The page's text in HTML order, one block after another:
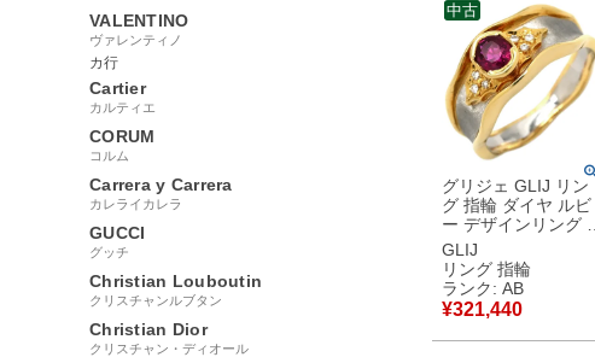
VALENTINO
ヴァレンティノ
カ行
Cartier
カルティエ
CORUM
コルム
Carrera y Carrera
カレライカレラ
GUCCI
グッチ
Christian Louboutin
クリスチャンルブタン
Christian Dior
クリスチャン・ディオール
グリジェ GLIJ リン
グ 指輪 ダイヤ ルビ
ー デザインリング レ
ッド×イエローゴール
ド×プラチナシルバー
K18YG PT Au750 コ
ンビ 22号 【中古】
中古品
GLIJ
リング 指輪
ランク: AB
¥321,440
中古